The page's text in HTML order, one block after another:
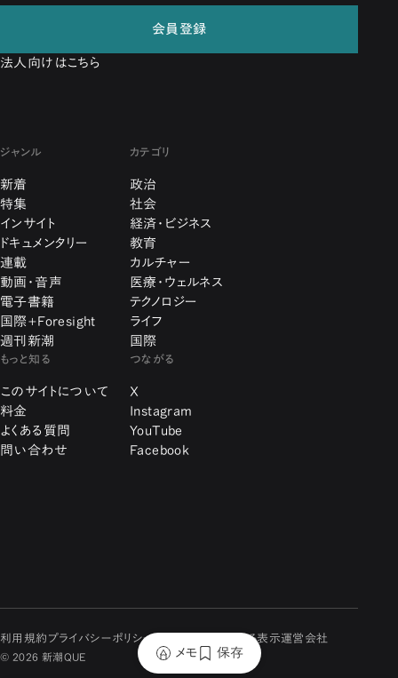
会員登録
法人向けはこちら
ジャンル
新着
特集
インサイト
ドキュメンタリー
連載
動画・音声
電子書籍
国際+Foresight
週刊新潮
カテゴリ
政治
社会
経済・ビジネス
教育
カルチャー
医療・ウェルネス
テクノロジー
ライフ
国際
もっと知る
このサイトについて
料金
よくある質問
問い合わせ
つながる
X
Instagram
YouTube
Facebook
利用規約 プライバシーポリシー 特定商取引に関する表示運営会社
© 2026 新潮QUE メモ 保存